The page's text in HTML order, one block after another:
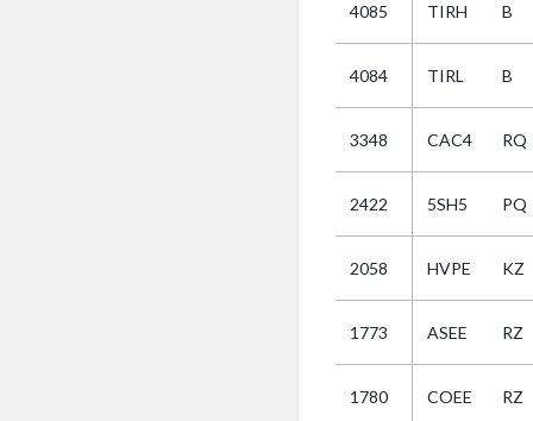
4085 TIRH B
4084 TIRL B
3348 CAC4 RQ
2422 5SH5 PQ
2058 HVPE KZ
1773 ASEE RZ
1780 COEE RZ